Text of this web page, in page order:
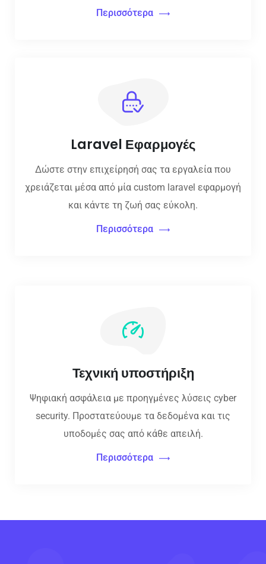
Περισσότερα
Laravel Εφαρμογές
Δώστε στην επιχείρησή σας τα εργαλεία που
χρειάζεται μέσα από μία custom laravel εφαρμογή
και κάντε τη ζωή σας εύκολη.
Περισσότερα
Τεχνική υποστήριξη
Ψηφιακή ασφάλεια με προηγμένες λύσεις cyber
security. Προστατεύουμε τα δεδομένα και τις
υποδομές σας από κάθε απειλή.
Περισσότερα